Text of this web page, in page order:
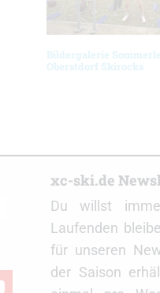
Bildergalerie
Oberstdorf Skirocks
xc-ski.de
Du willst
Laufenden
für unseren
der Saison